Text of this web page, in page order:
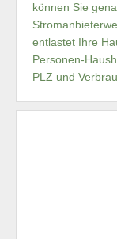
können Sie
entlastet Ihre
Personen-
PLZ und